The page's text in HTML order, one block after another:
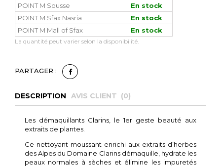
POINT M Sousse
En stock
POINT M Sfax Nasria
En stock
POINT M Mall of Sfax
En stock
La quantité peut varier selon la disponibilité.
PARTAGER :
DESCRIPTION AVIS CLIENT (0)
Les démaquillants Clarins, le 1er geste beauté aux
extraits de plantes.
Ce nettoyant moussant enrichi aux extraits d’herbes
des Alpes du Domaine Clarins démaquille, hydrate les
peaux normales à sèches et élimine les impuretés